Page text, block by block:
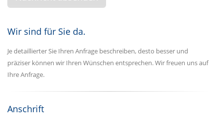
Wir sind für Sie da.
Je detaillierter Sie Ihren Anfrage beschreiben, desto besser und
präziser können wir Ihren Wünschen entsprechen. Wir freuen uns auf
Ihre Anfrage.
Anschrift